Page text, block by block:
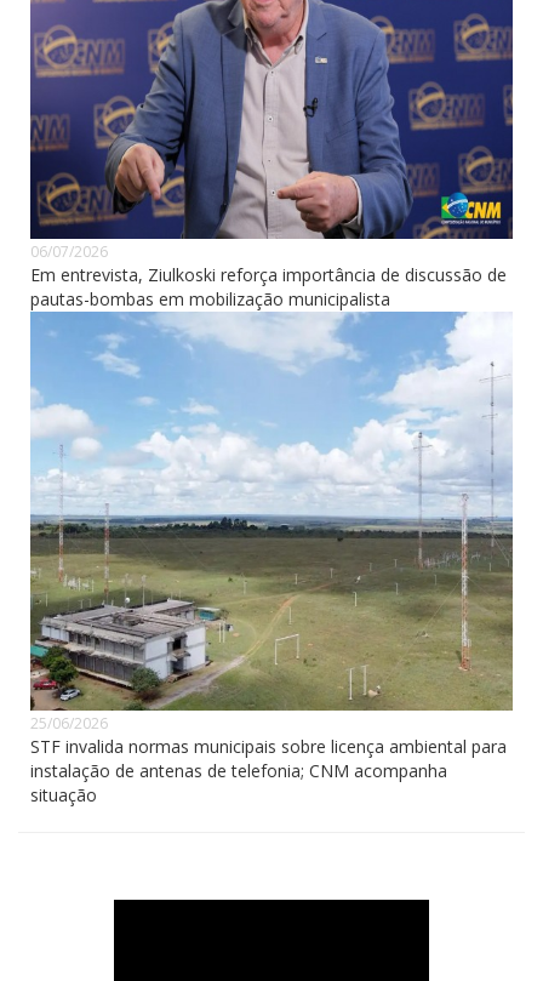
06/07/2026
Em entrevista, Ziulkoski reforça importância de discussão de
pautas-bombas em mobilização municipalista
25/06/2026
STF invalida normas municipais sobre licença ambiental para
instalação de antenas de telefonia; CNM acompanha
situação